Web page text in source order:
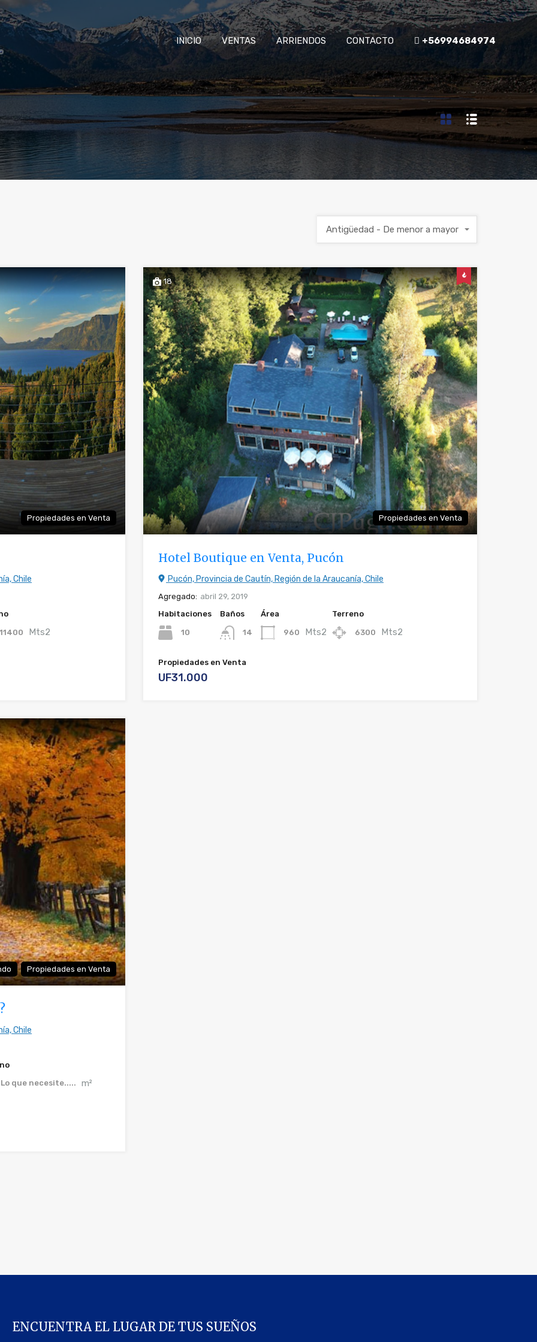
INICIO VENTAS ARRIENDOS CONTACTO +56994684974
Antigüedad - De menor a mayor
Propiedades en Venta
Chile
11400 Mts2
18
Propiedades en Venta
Hotel Boutique en Venta, Pucón
Pucón, Provincia de Cautín, Región de la Araucanía, Chile
Agregado: abril 29, 2019
Habitaciones
10
Baños
14
Área
960 Mts2
Terreno
6300 Mts2
Propiedades en Venta
UF31.000
Propiedades en Venta
Chile
Lo que necesite..... m²
ENCUENTRA EL LUGAR DE TUS SUEÑOS